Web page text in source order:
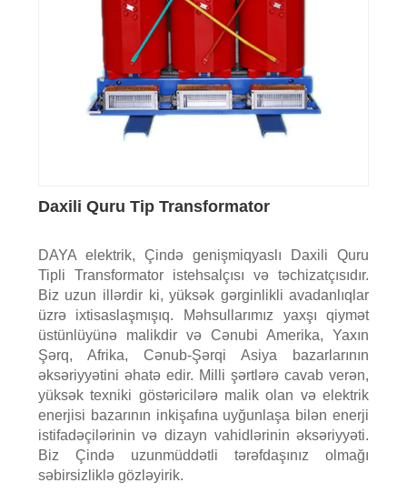
Daxili Quru Tip Transformator
DAYA elektrik, Çində genişmiqyaslı Daxili Quru
Tipli Transformator istehsalçısı və təchizatçısıdır.
Biz uzun illərdir ki, yüksək gərginlikli avadanlıqlar
üzrə ixtisaslaşmışıq. Məhsullarımız yaxşı qiymət
üstünlüyünə malikdir və Cənubi Amerika, Yaxın
Şərq, Afrika, Cənub-Şərqi Asiya bazarlarının
əksəriyyətini əhatə edir. Milli şərtlərə cavab verən,
yüksək texniki göstəricilərə malik olan və elektrik
enerjisi bazarının inkişafına uyğunlaşa bilən enerji
istifadəçilərinin və dizayn vahidlərinin əksəriyyəti.
Biz Çində uzunmüddətli tərəfdaşınız olmağı
səbirsizliklə gözləyirik.